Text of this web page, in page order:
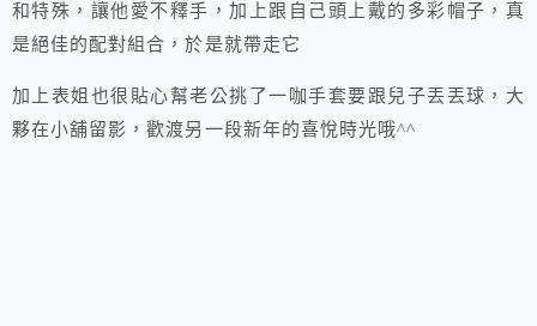
和特殊，讓他愛不釋手，加上跟自己頭上戴的多彩帽子，真
是絕佳的配對組合，於是就帶走它
加上表姐也很貼心幫老公挑了一咖手套要跟兒子丟丟球，大
夥在小舖留影，歡渡另一段新年的喜悅時光哦^^